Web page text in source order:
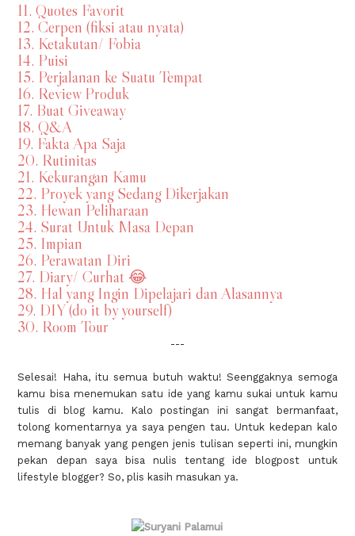
11. Quotes Favorit
12. Cerpen (fiksi atau nyata)
13. Ketakutan/ Fobia
14. Puisi
15. Perjalanan ke Suatu Tempat
16. Review Produk
17. Buat Giveaway
18. Q&A
19. Fakta Apa Saja
20. Rutinitas
21. Kekurangan Kamu
22. Proyek yang Sedang Dikerjakan
23. Hewan Peliharaan
24. Surat Untuk Masa Depan
25. Impian
26. Perawatan Diri
27. Diary/ Curhat 😂
28. Hal yang Ingin Dipelajari dan Alasannya
29. DIY (do it by yourself)
30. ​​Room Tour
---
Selesai! Haha, itu semua butuh waktu! Seenggaknya semoga
kamu bisa menemukan satu ide yang kamu sukai untuk kamu
tulis di blog kamu. Kalo postingan ini sangat bermanfaat,
tolong komentarnya ya saya pengen tau. Untuk kedepan kalo
memang banyak yang pengen jenis tulisan seperti ini, mungkin
pekan depan saya bisa nulis tentang ide blogpost untuk
lifestyle blogger? So, plis kasih masukan ya.